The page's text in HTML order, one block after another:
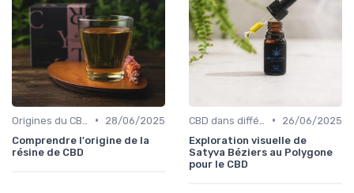
•
28/06/2025
Comprendre l'origine de la
résine de CBD
•
26/06/2025
Exploration visuelle de
Satyva Béziers au Polygone
pour le CBD